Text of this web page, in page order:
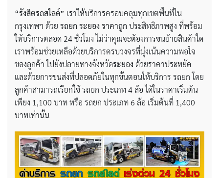
“รังสิตรถสไลด์” เราให้บริการครอบคลุมทุกเขตพื้นที่ใน
กรุงเทพฯ ด้วย รถยก ระยอง ราคาถูก ประสิทธิภาพสูง ที่พร้อม
ให้บริการตลอด 24 ชั่วโมง ไม่ว่าคุณจะต้องการขนย้ายสินค้าใด
เราพร้อมช่วยเหลือด้วยบริการครบวงจรที่มุ่งเน้นความพอใจ
ของลูกค้า ไปยังปลายทางจังหวัดระยอง ด้วยราคาประหยัด
และด้วยการขนส่งที่ปลอดภัยในทุกขั้นตอนให้บริการ รถยก โดย
ลูกค้าสามารถเรียกใช้ รถยก ประเภท 4 ล้อ ได้ในราคาเริ่มต้น
เพียง 1,100 บาท หรือ รถยก ประเภท 6 ล้อ เริ่มต้นที่ 1,400
บาทเท่านั้น